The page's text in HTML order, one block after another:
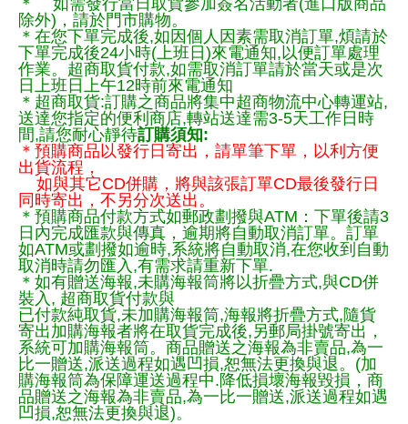
＊ 如需發行當日取貨參加簽名活動者(進口版商品
除外)，請於門市購物。
＊在您下單完成後,如因個人因素需取消訂單,煩請於
下單完成後24小時(上班日)來電通知,以便訂單處理
作業。超商取貨付款,如需取消訂單請於當天或是次
日上班日上午12時前來電通知
＊超商取貨:訂購之商品將集中超商物流中心轉運站,
送達您指定的便利商店,轉站送達需3-5天工作日時
間,請您耐心靜待訂購須知:
＊預購商品以發行日寄出，請單筆下單，以利方便
出貨流程，
如與其它CD併購，將與該張訂單CD最後發行日
同時寄出，不另分次送出。
＊預購商品付款方式如郵政劃撥與ATM：下單後請3
日內完成匯款與傳真，逾期將自動取消訂單。訂單
如ATM或劃撥如逾時,系統將自動取消,在您收到自動
取消時請勿匯入,有需求請重新下單.
＊如有贈送海報,未購海報筒將以折疊方式,與CD併
裝入, 超商取貨付款與
已付款純取貨,未加購海報筒,海報將折疊方式,隨貨
寄出加購海報者將在取貨完成後,另郵局掛號寄出，
系統可加購海報筒。商品贈送之海報為非賣品,為一
比一贈送,派送過程如遇凹損,恕無法更換與退。(加
購海報筒為保障運送過程中.降低損壞海報毀損，商
品贈送之海報為非賣品,為一比一贈送,派送過程如遇
凹損,恕無法更換與退)。